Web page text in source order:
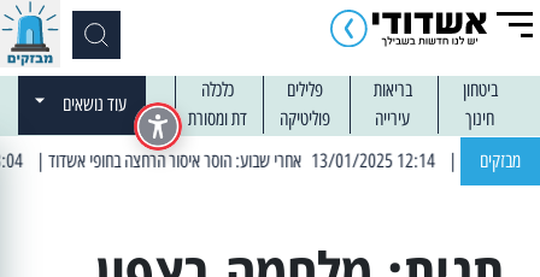
ביטחון בריאות פלילים
כלכלה
חינוך
עירייה פוליטיקה דת ומסורת
עוד נושאים
מבזקים | 13:04 14/01/2025 עובדים בלילות: עבודות קרצוף וריבוד אספלט